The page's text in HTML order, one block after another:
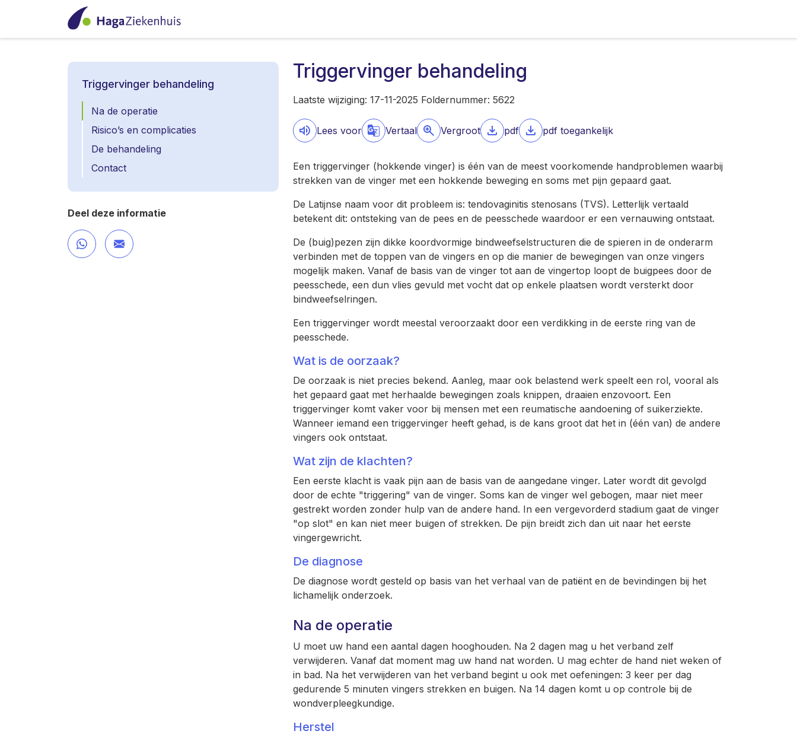
Triggervinger behandeling
Na de operatie
Risico’s en complicaties
De behandeling
Contact
Deel deze informatie
Triggervinger behandeling
Laatste wijziging: 17-11-2025 Foldernummer: 5622
Lees voor Vertaal Vergroot pdf pdf toegankelijk
Een triggervinger (hokkende vinger) is één van de meest voorkomende handproblemen waarbij
strekken van de vinger met een hokkende beweging en soms met pijn gepaard gaat.
De Latijnse naam voor dit probleem is: tendovaginitis stenosans (TVS). Letterlijk vertaald
betekent dit: ontsteking van de pees en de peesschede waardoor er een vernauwing ontstaat.
De (buig)pezen zijn dikke koordvormige bindweefselstructuren die de spieren in de onderarm
verbinden met de toppen van de vingers en op die manier de bewegingen van onze vingers
mogelijk maken. Vanaf de basis van de vinger tot aan de vingertop loopt de buigpees door de
peesschede, een dun vlies gevuld met vocht dat op enkele plaatsen wordt versterkt door
bindweefselringen.
Een triggervinger wordt meestal veroorzaakt door een verdikking in de eerste ring van de
peesschede.
Wat is de oorzaak?
De oorzaak is niet precies bekend. Aanleg, maar ook belastend werk speelt een rol, vooral als
het gepaard gaat met herhaalde bewegingen zoals knippen, draaien enzovoort. Een
triggervinger komt vaker voor bij mensen met een reumatische aandoening of suikerziekte.
Wanneer iemand een triggervinger heeft gehad, is de kans groot dat het in (één van) de andere
vingers ook ontstaat.
Wat zijn de klachten?
Een eerste klacht is vaak pijn aan de basis van de aangedane vinger. Later wordt dit gevolgd
door de echte "triggering" van de vinger. Soms kan de vinger wel gebogen, maar niet meer
gestrekt worden zonder hulp van de andere hand. In een vergevorderd stadium gaat de vinger
"op slot" en kan niet meer buigen of strekken. De pijn breidt zich dan uit naar het eerste
vingergewricht.
De diagnose
De diagnose wordt gesteld op basis van het verhaal van de patiënt en de bevindingen bij het
lichamelijk onderzoek.
Na de operatie
U moet uw hand een aantal dagen hooghouden. Na 2 dagen mag u het verband zelf
verwijderen. Vanaf dat moment mag uw hand nat worden. U mag echter de hand niet weken of
in bad. Na het verwijderen van het verband begint u ook met oefeningen: 3 keer per dag
gedurende 5 minuten vingers strekken en buigen. Na 14 dagen komt u op controle bij de
wondverpleegkundige.
Herstel